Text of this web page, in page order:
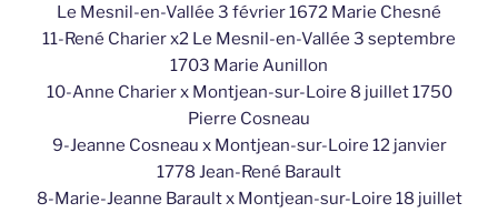
Le Mesnil-en-Vallée 3 février 1672 Marie Chesné
11-René Charier x2 Le Mesnil-en-Vallée 3 septembre
1703 Marie Aunillon
10-Anne Charier x Montjean-sur-Loire 8 juillet 1750
Pierre Cosneau
9-Jeanne Cosneau x Montjean-sur-Loire 12 janvier
1778 Jean-René Barault
8-Marie-Jeanne Barault x Montjean-sur-Loire 18 juillet